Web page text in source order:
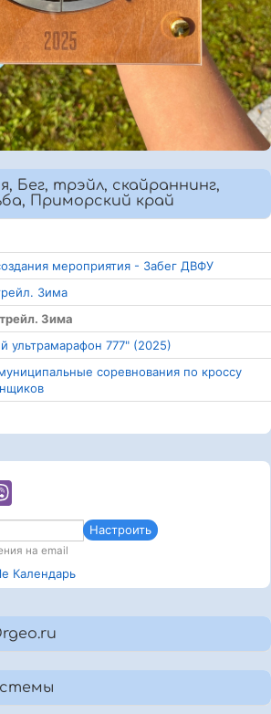
Бег, трэйл, скайраннинг,
Приморский край
мероприятия - Забег ДВФУ
Зима
Зима
ультрамарафон 777" (2025)
соревнования по кроссу
Настроить
на email
Календарь